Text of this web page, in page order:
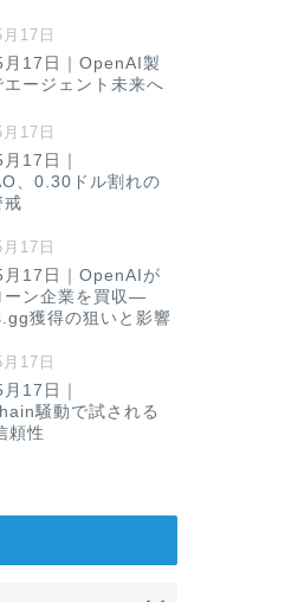
17日
17日｜OpenAI製
エージェント未来へ
17日
17日｜
、0.30ドル割れの
戒
17日
月17日｜OpenAIが
ーン企業を買収—
獲得の狙いと影響
17日
17日｜
騒動で試される
頼性